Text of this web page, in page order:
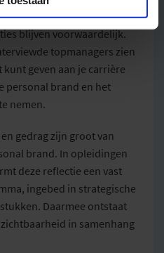
vaardigheden, kennis
blijven voorwaardelijk.
topmanagers zien
geven aan je carrière
personal brand en het
nemen.
gedrag zijn groot van
brand. In opleidingen
deze reflectie een vast
ingebed in strategische
Daarmee ontstaat
in samenhang